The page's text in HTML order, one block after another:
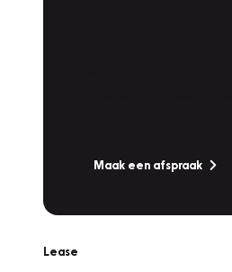
Maak een afspraak
Lease